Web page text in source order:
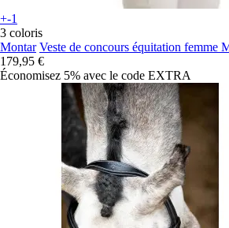
+-1
3 coloris
Montar Veste de concours équitation femme
179,95 €
Économisez 5% avec le code EXTRA